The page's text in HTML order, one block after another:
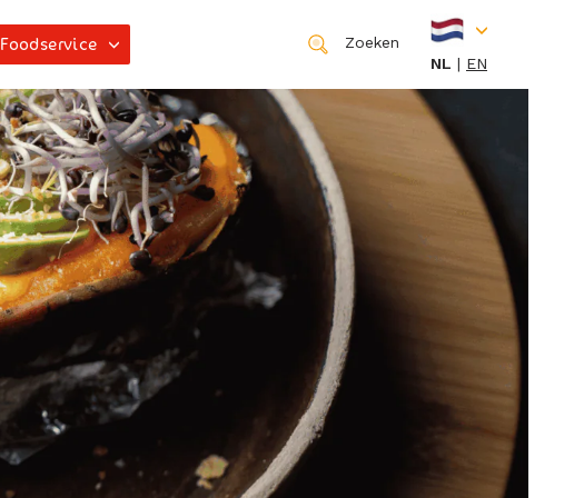
Foodservice
Zoeken
NL
EN